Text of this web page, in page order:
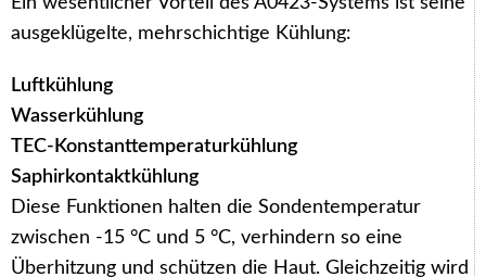
ausgeklügelte, mehrschichtige Kühlung:
Luftkühlung
Wasserkühlung
TEC-Konstanttemperaturkühlung
Saphirkontaktkühlung
Diese Funktionen halten die Sondentemperatur
zwischen -15 °C und 5 °C, verhindern so eine
Überhitzung und schützen die Haut. Gleichzeitig wird